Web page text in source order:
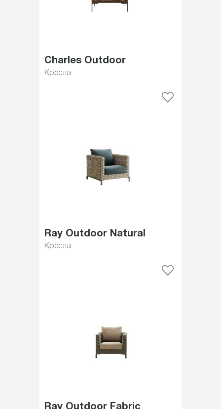
Charles Outdoor
Кресла
Ray Outdoor Natural
Кресла
Ray Outdoor Fabric